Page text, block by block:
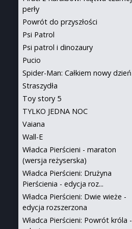
perły
Powrót do przyszłości
Psi Patrol
Psi patrol i dinozaury
Pucio
Spider-Man: Całkiem nowy dzień
Straszydła
Toy story 5
TYLKO JEDNA NOC
Vaiana
Wall-E
Władca Pierścieni - maraton
(wersja reżyserska)
Władca Pierścieni: Drużyna
Pierścienia - edycja roz...
Władca Pierścieni: Dwie wieże -
edycja rozszerzona
Władca Pierścieni: Powrót króla -